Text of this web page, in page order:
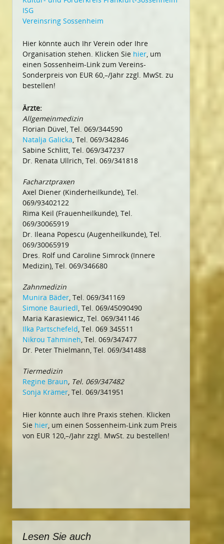
ISG
Vereinsring Sossenheim
Hier könnte auch Ihr Verein oder Ihre
Organisation stehen. Klicken Sie hier, um
einen Sossenheim-Link zum Vereins-
Sonderpreis von EUR 60,–/Jahr zzgl. MwSt. zu
bestellen!
Ärzte:
Allgemeinmedizin
Florian Düvel, Tel. 069/344590
Natalja Galicka, Tel. 069/342846
Sabine Schlitt, Tel. 069/347237
Dr. Renata Ullrich, Tel. 069/341818
Facharztpraxen
Axel Diener (Kinderheilkunde), Tel.
069/93402122
Rima Keil (Frauenheilkunde), Tel.
069/30065919
Dr. Ileana Popescu (Augenheilkunde), Tel.
069/30065919
Dres. Rolf und Caroline Simrock (Innere
Medizin), Tel. 069/346680
Zahnmedizin
Munira Bäder, Tel. 069/341169
Simone Bauriedl, Tel. 069/45090490
Maria Karasiewicz, Tel. 069/341146
Ilka Partschefeld, Tel. 069 345511
Nikrou Tahmineh, Tel. 069/347477
Dr. Peter Thielmann, Tel. 069/341488
Tiermedizin
Regine Braun, Tel. 069/347482
Sonja Krämer, Tel. 069/341951
Hier könnte auch Ihre Praxis stehen. Klicken
Sie hier, um einen Sossenheim-Link zum Preis
von EUR 120,–/Jahr zzgl. MwSt. zu bestellen!
Lesen Sie auch